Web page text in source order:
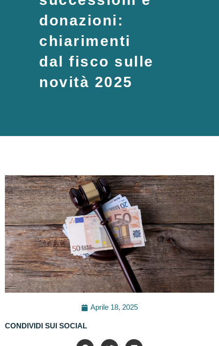
donazioni:
chiarimenti
dal fisco sulle
novità 2025
Aprile 18, 2025
CONDIVIDI SUI SOCIAL